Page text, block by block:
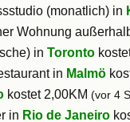
(monatlich) in
Wohnung
in Toronto
in Malmö
kostet 2,00KM (vor 4
in Rio de Janeiro